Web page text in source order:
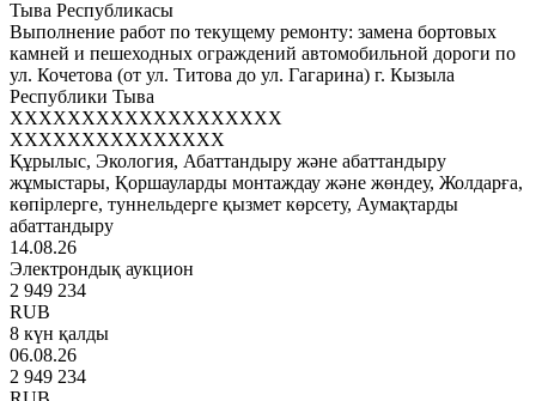
Тыва Республикасы
Выполнение работ по текущему ремонту: замена бортовых
камней и пешеходных ограждений автомобильной дороги по
ул. Кочетова (от ул. Титова до ул. Гагарина) г. Кызыла
Республики Тыва
XXXXXXXXXXXXXXXXXXX
XXXXXXXXXXXXXXX
Құрылыс, Экология, Абаттандыру және абаттандыру
жұмыстары, Қоршауларды монтаждау және жөндеу, Жолдарға,
көпірлерге, туннельдерге қызмет көрсету, Аумақтарды
абаттандыру
14.08.26
Электрондық аукцион
2 949 234
RUB
8 күн қалды
06.08.26
2 949 234